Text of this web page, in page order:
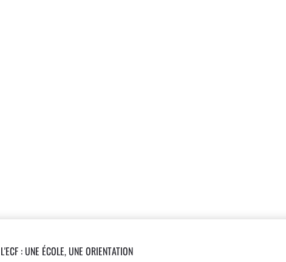
L'ECF : UNE ÉCOLE, UNE ORIENTATION